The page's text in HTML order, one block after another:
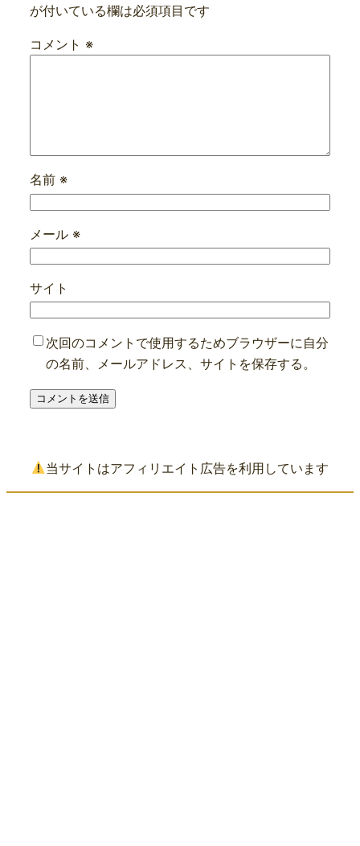
が付いている欄は必須項目です
コメント ※
名前 ※
メール ※
サイト
次回のコメントで使用するためブラウザーに自分
の名前、メールアドレス、サイトを保存する。
当サイトはアフィリエイト広告を利用しています